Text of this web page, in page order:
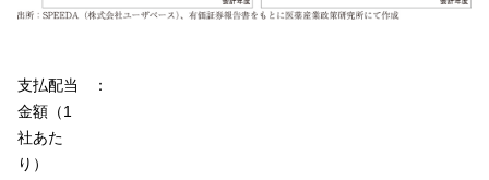
支払配当
金額（1
社あた
り）